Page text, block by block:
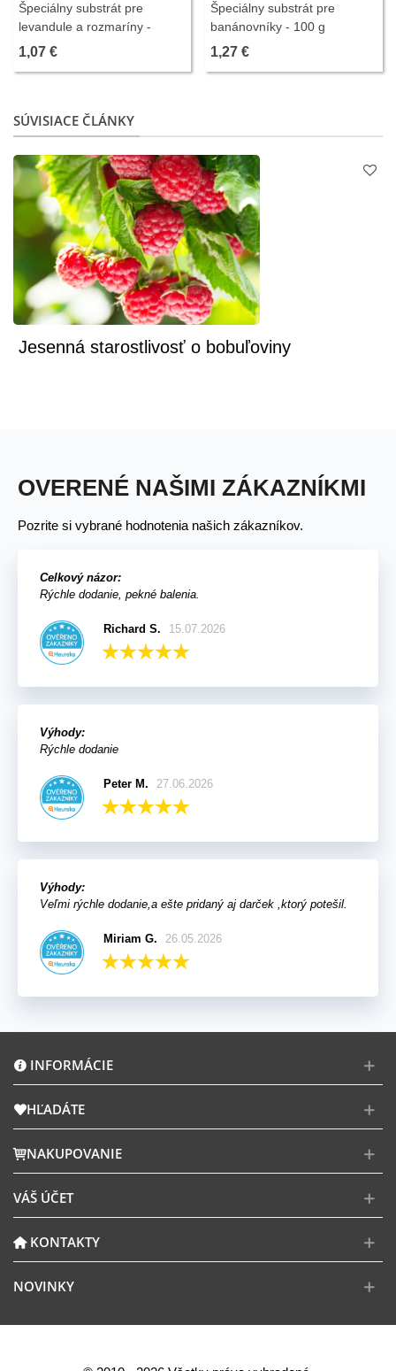
Špeciálny substrát pre
levandule a rozmaríny -
substrát - 100 g
1,07 €
Špeciálny substrát pre
banánovníky - 100 g
1,27 €
SÚVISIACE ČLÁNKY
Jesenná starostlivosť o bobuľoviny
OVERENÉ NAŠIMI ZÁKAZNÍKMI
Pozrite si vybrané hodnotenia našich zákazníkov.
Celkový názor:
Rýchle dodanie, pekné balenia.
Richard S. 15.07.2026
Výhody:
Rýchle dodanie
Peter M. 27.06.2026
Výhody:
Veľmi rýchle dodanie,a ešte pridaný aj darček ,ktorý potešil.
Miriam G. 26.05.2026
INFORMÁCIE
HĽADÁTE
NAKUPOVANIE
VÁŠ ÚČET
KONTAKTY
NOVINKY